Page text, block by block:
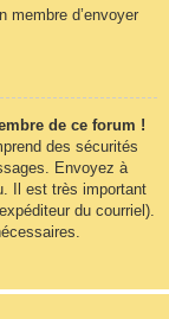
membre d’envoyer
de ce forum !
des sécurités
Envoyez à
Il est très important
du courriel).